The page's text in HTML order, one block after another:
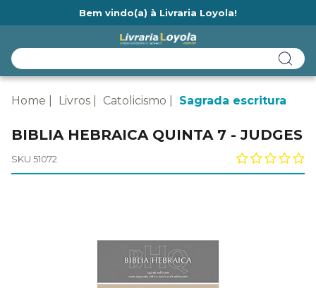
Bem vindo(a) à Livraria Loyola!
Home Livros Catolicismo Sagrada escritura
BIBLIA HEBRAICA QUINTA 7 - JUDGES
SKU 51072